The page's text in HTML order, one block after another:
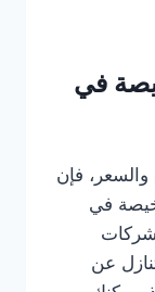
في
فإن
في
عن